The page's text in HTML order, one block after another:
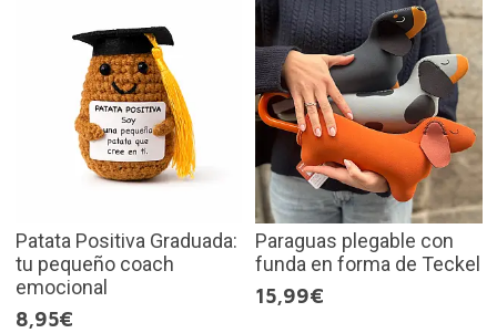
Patata Positiva Graduada:
tu pequeño coach
emocional
8,95€
Paraguas plegable con
funda en forma de Teckel
15,99€